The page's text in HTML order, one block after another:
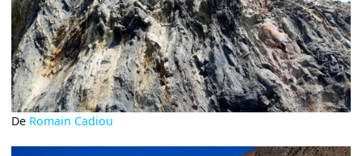
De Romain Cadiou